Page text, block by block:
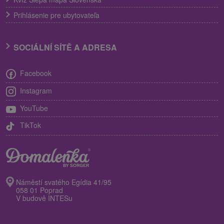
Prihlásenie pre ubytovateľa
SOCIÁLNÍ SÍTĚ A ADRESA
Facebook
Instagram
YouTube
TikTok
Náměstí svatého Egídia 41/95
058 01 Poprad
V budově INTESu